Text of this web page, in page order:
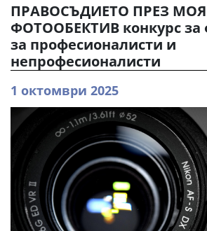
ПРАВОСЪДИЕТО ПРЕЗ МОЯ
ФОТООБЕКТИВ конкурс за
за професионалисти и
непрофесионалисти
1 октомври 2025